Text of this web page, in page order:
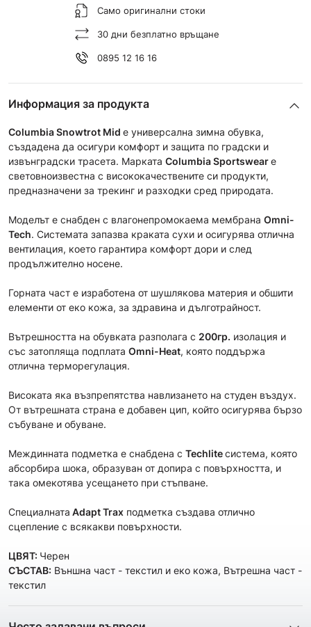
Само оригинални стоки
30 дни безплатно връщане
0895 12 16 16
Информация за продукта
Columbia Snowtrot Mid е универсална зимна обувка,
създадена да осигури комфорт и защита по градски и
извънградски трасета. Maрката Columbia Sportswearе
световноизвестна с висококачествените си продукти,
предназначени за трекинг и разходки сред природата.
Моделът e снабден с влагонепромокаема мембрана Omni-
Tech. Системата запазва краката сухи и осигурява отлична
вентилация, което гарантира комфорт дори и след
продължително носене.
Горната част е изработена от шушлякова материя и обшити
елементи от еко кожа, за здравина и дълготрайност.
Вътрешността на обувката разполага с 200гр. изолация и
със затопляща подплата Omni-Heat, която поддържа
отлична терморегулация.
Високата яка възпрепятства навлизането на студен въздух.
От вътрешната страна е добавен цип, който осигурява бързо
събуване и обуване.
Междинната подметка е снабдена с Techliteсистема, която
абсорбира шока, образуван от допира с повърхността, и
така омекотява усещането при стъпване.
Специалната Adapt Trax подметка създава отлично
сцепление с всякакви повърхности.
ЦВЯТ: Черен
СЪСТАВ: Външна част - текстил и еко кожа, Вътрешна част -
текстил